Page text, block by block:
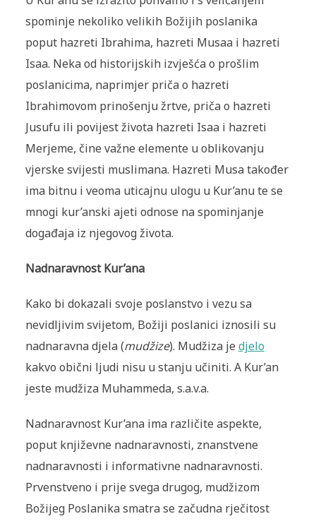
spominje nekoliko velikih Božijih poslanika
poput hazreti Ibrahima, hazreti Musaa i hazreti
Isaa. Neka od historijskih izvješća o prošlim
poslanicima, naprimjer priča o hazreti
Ibrahimovom prinošenju žrtve, priča o hazreti
Jusufu ili povijest života hazreti Isaa i hazreti
Merjeme, čine važne elemente u oblikovanju
vjerske svijesti muslimana. Hazreti Musa također
ima bitnu i veoma uticajnu ulogu u Kur’anu te se
mnogi kur’anski ajeti odnose na spominjanje
događaja iz njegovog života.
Nadnaravnost Kur’ana
Kako bi dokazali svoje poslanstvo i vezu sa
nevidljivim svijetom, Božiji poslanici iznosili su
nadnaravna djela (mudžize). Mudžiza je djelo
kakvo obični ljudi nisu u stanju učiniti. A Kur’an
jeste mudžiza Muhammeda, s.a.v.a.
Nadnaravnost Kur’ana ima različite aspekte,
poput književne nadnaravnosti, znanstvene
nadnaravnosti i informativne nadnaravnosti.
Prvenstveno i prije svega drugog, mudžizom
Božijeg Poslanika smatra se začudna rječitost